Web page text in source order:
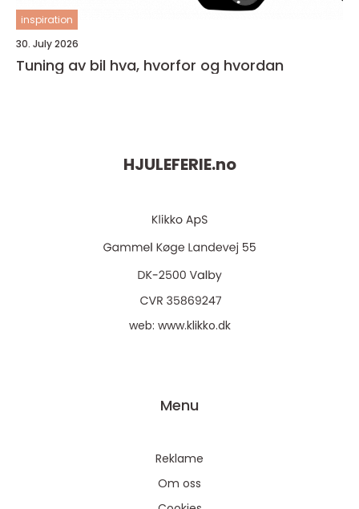
inspiration
30. July 2026
Tuning av bil hva, hvorfor og hvordan
HJULEFERIE.no
web: www.klikko.dk
Menu
Reklame
Om oss